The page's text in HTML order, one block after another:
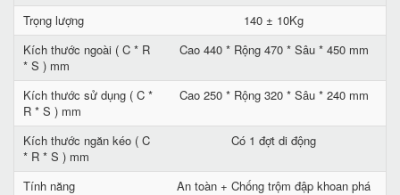
Trọng lượng
140 ± 10Kg
Kích thước ngoài ( C * R
* S ) mm
Cao 440 * Rộng 470 * Sâu * 450 mm
Kích thước sử dụng ( C *
R * S ) mm
Cao 250 * Rộng 320 * Sâu * 240 mm
Kích thước ngăn kéo ( C
* R * S ) mm
Có 1 đợt di động
Tính năng
An toàn + Chống trộm đập khoan phá